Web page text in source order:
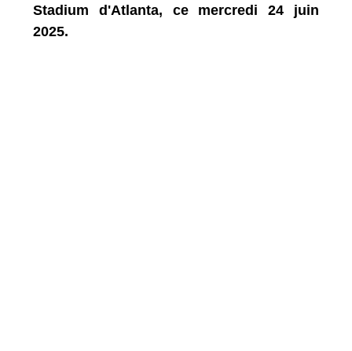
Stadium d'Atlanta, ce mercredi 24 juin
2025.